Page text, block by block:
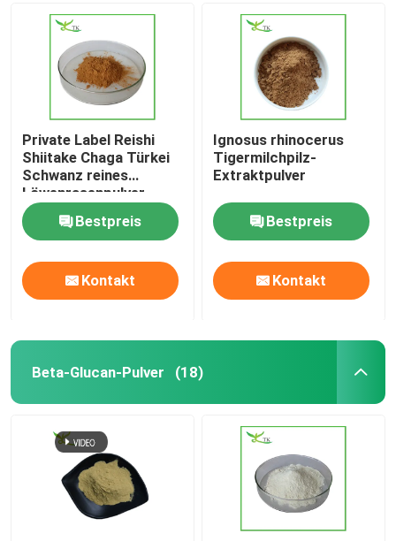
Private Label Reishi
Shiitake Chaga Türkei
Schwanz reines
Löwenrasenpulver
Bestpreis
Kontakt
Ignosus rhinocerus
Tigermilchpilz-
Extraktpulver
Bestpreis
Kontakt
Beta-Glucan-Pulver (18)